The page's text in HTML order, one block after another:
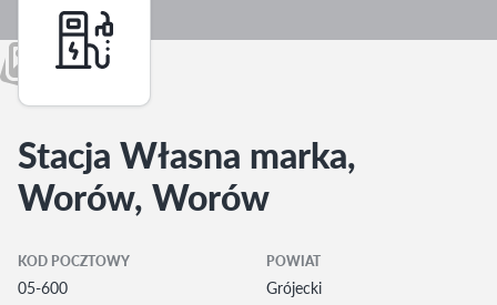
Stacja Własna marka,
Worów, Worów
KOD POCZTOWY
05-600
POWIAT
Grójecki